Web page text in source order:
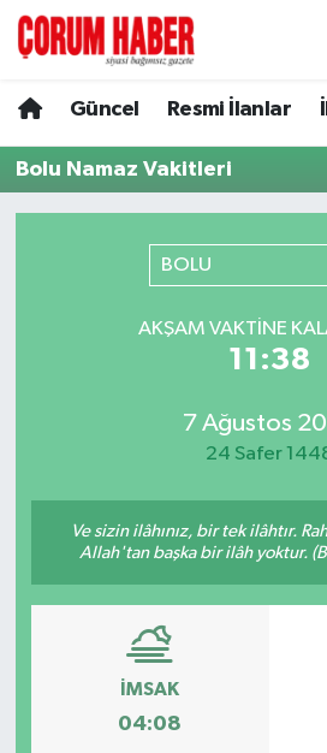
Güncel Resmi İlanlar
Bolu Namaz Vakitleri
BOLU
AKŞAM VAKTINE
11:38
7 Ağustos
24 Safer
Ve sizin ilâhınız, bir tek ilâhtır.
Allah'tan başka bir ilâh yoktur.
İMSAK
04:08
Spor
Resmi İlanlar
İskilip
Kargı
Hava Durumu
Çorum Namaz Vakitleri
Trafik Durumu
Süper Lig Puan Durumu ve
Son Dakika Haberleri
Haber Arşivi